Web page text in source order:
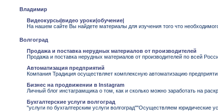
Владимир
Видеокурсы|видео уроки|обучение|
На нашем сайте Вы найдете материалы для изучения того что
Волгоград
Продажа и поставка нерудных материалов от производителей
Продажа и поставка нерудных материалов от производителей по всей
Автоматизация предприятий
Компания Традиция осуществляет комплексную автоматизацию
Бизнес на продвижении в Instagram
Личный блог инстаграмщика о том, как и сколько можно заработать на
Бухгалтерские услуги волгоград
"услуги по бухгалтерским услуги волгоград""Осуществляем